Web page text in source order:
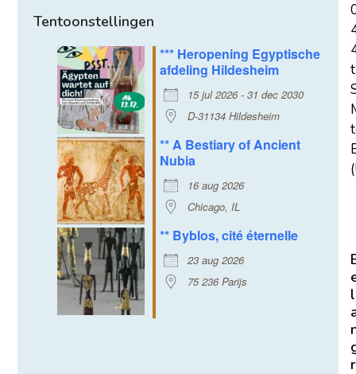
Tentoonstellingen
*** Heropening Egyptische
afdeling Hildesheim
15 jul 2026 - 31 dec 2030
D-31134 Hildesheim
** A Bestiary of Ancient
Nubia
16 aug 2026
Chicago, IL
** Byblos, cité éternelle
23 aug 2026
75 236 Parijs
l
r